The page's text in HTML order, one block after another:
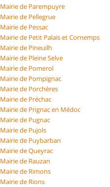
Mairie de Parempuyre
Mairie de Pellegrue
Mairie de Pessac
Mairie de Petit Palais et Cornemps
Mairie de Pineuilh
Mairie de Pleine Selve
Mairie de Pomerol
Mairie de Pompignac
Mairie de Porchères
Mairie de Préchac
Mairie de Prignac en Médoc
Mairie de Pugnac
Mairie de Pujols
Mairie de Puybarban
Mairie de Queyrac
Mairie de Rauzan
Mairie de Rimons
Mairie de Rions